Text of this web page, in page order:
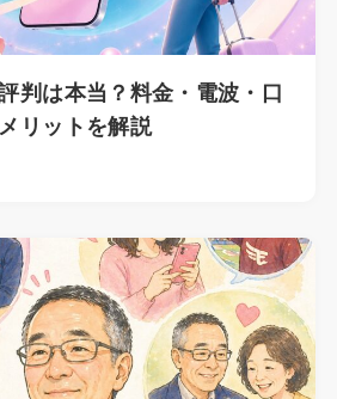
判は本当？料金・電波・口
リットを解説